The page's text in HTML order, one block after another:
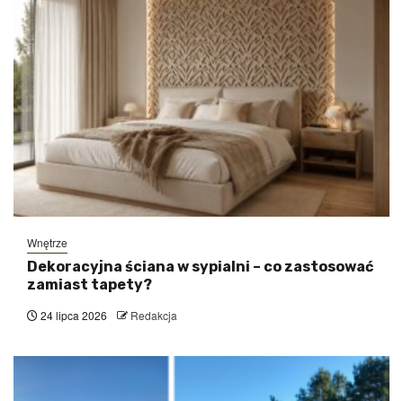
Wnętrze
Dekoracyjna ściana w sypialni – co zastosować
zamiast tapety?
24 lipca 2026 Redakcja